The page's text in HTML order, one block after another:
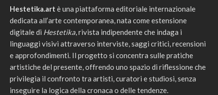
Hestetika.art è una piattaforma editoriale internazionale
dedicata all’arte contemporanea, nata come estensione
digitale di Hestetika, rivista indipendente che indaga i
linguaggi visivi attraverso interviste, saggi critici, recensioni
e approfondimenti. Il progetto si concentra sulle pratiche
artistiche del presente, offrendo uno spazio di riflessione che
privilegia il confronto tra artisti, curatori e studiosi, senza
inseguire la logica della cronaca o delle tendenze.